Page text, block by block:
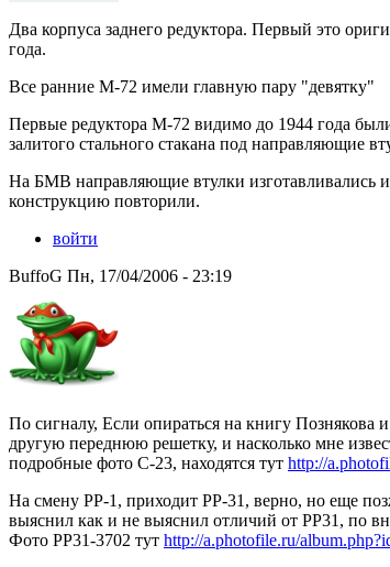
Два корпуса заднего редуктора. Первый это
года.
Все ранние М-72 имели главную пару "девятку"
Первые редуктора М-72 видимо до 1944 года
залитого стального стакана под направляющие
На БМВ направляющие втулки изготавливались
конструкцию повторили.
войти
BuffoG Пн, 17/04/2006 - 23:19
По сигналу, Если опираться на книгу
другую переднюю решетку, и насколько мне
подробные фото С-23, находятся тут http://
На смену РР-1, приходит РР-31, верно, но еще
выяснил как и не выяснил отличий от РР31, по
Фото РР31-3702 тут http://a.photofile.ru/